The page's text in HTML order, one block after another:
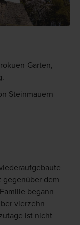
Garten,
Steinmauern
gegenüber dem
begann
vierzehn
ist nicht